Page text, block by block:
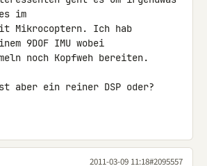
im
mit Mikrocoptern. Ich hab
9DOF IMU wobei
noch Kopfweh bereiten.
aber ein reiner DSP oder?
2011-03-09 11:18#2095557